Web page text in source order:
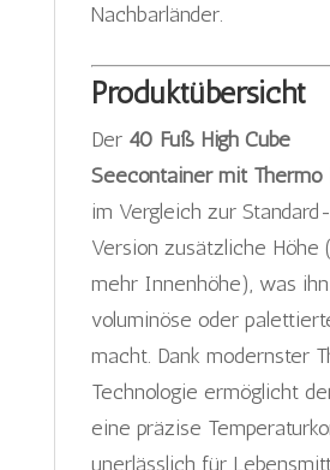
Nachbarländer.
Produktübersicht
Der 40 Fuß High Cube
Seecontainer mit Thermo
im Vergleich zur
Version zusätzliche Höhe
mehr Innenhöhe), was
voluminöse oder
macht. Dank modernster
Technologie ermöglicht
eine präzise
unerlässlich für